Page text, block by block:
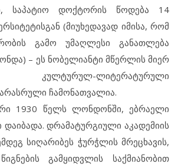
საპატიო დოქტორის წოდება 14
(მიუხედავად იმისა, რომ
გამო უმაღლესი განათლება
– ეს ნობელიანტი მწერლის მიერ
კულტურულ-ლიტერატურული
ჩამონათვალია.
1930 წელს ლონდონში, ებრაელი
დაიბადა. დრამატურგიული აკადემიის
სიღარიბეს ჭურჭლის მრეცხავის,
გამყიდვლის საქმიანობით